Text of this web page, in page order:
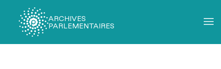
ARCHIVES
PARLEMENTAIRES